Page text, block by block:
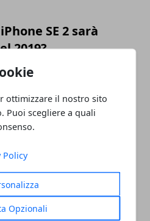
ottimizzare il nostro sito
Puoi scegliere a quali
Policy
Opzionali
SE 2 sarà
2019?
2019
F (lo
pieghevole) appare
2019